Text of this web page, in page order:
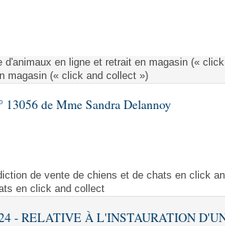
des lois
des lois
orales
débats
d'animaux en ligne et retrait en magasin («
magasin (« click and collect »)
13056 de Mme Sandra Delannoy
de vente de chiens et de chats en click
en click and collect
- RELATIVE À L'INSTAURATION